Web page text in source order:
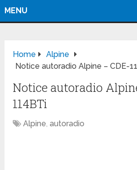
MENU
Home
Alpine
Notice autoradio Alpine – CDE-
Notice autoradio
114BTi
Alpine,autoradio